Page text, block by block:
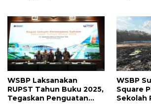
2026
WSBP Laksanakan
RUPST Tahun Buku 2025,
Tegaskan Penguatan
WSBP
Square
Sekolah